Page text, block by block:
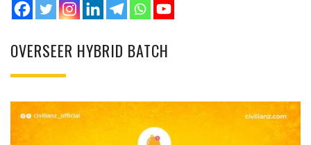
OVERSEER HYBRID BATCH